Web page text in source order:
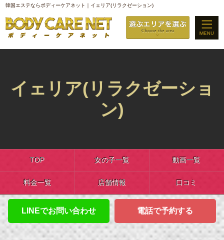
韓国エステならボディーケアネット｜イェリア(リラクゼーション)
イェリア(リラクゼーショ
ン)
TOP 女の子一覧 動画一覧
料金一覧 店舗情報 口コミ
LINEでお問い合わせ 電話で予約する